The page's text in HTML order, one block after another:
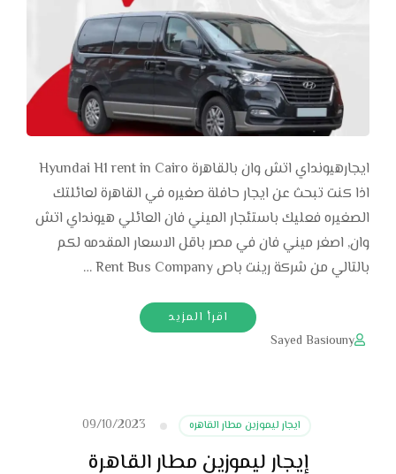
ايجارهيونداي اتش وان بالقاهرة Hyundai H1 rent in Cairo
اذا كنت تبحث عن ايجار حافلة صغيره في القاهرة لعائلتك
الصغيره فعليك باستئجار الميني فان العائلي هيونداي اتش
وان, اصغر ميني فان في مصر باقل الاسعار المقدمه لكم
بالتالي من شركة رينت باص Rent Bus Company …
اقرأ المزيد
Sayed Basiouny
ايجار ليموزين مطار القاهره 09/10/2023
إيجار ليموزين مطار القاهرة